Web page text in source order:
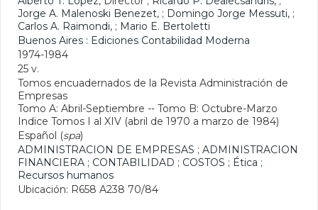
Jorge A. Malenoski Benezet, ; Domingo Jorge Messuti, ;
Carlos A. Raimondi, ; Mario E. Bertoletti
Buenos Aires : Ediciones Contabilidad Moderna
1974-1984
25 v.
Tomos encuadernados de la Revista Administración de
Empresas
Tomo A: Abril-Septiembre -- Tomo B: Octubre-Marzo
Indice Tomos I al XIV (abril de 1970 a marzo de 1984)
Español (spa)
ADMINISTRACION DE EMPRESAS ; ADMINISTRACION
FINANCIERA ; CONTABILIDAD ; COSTOS ; Ética ;
Recursos humanos
Ubicación: R658 A238 70/84